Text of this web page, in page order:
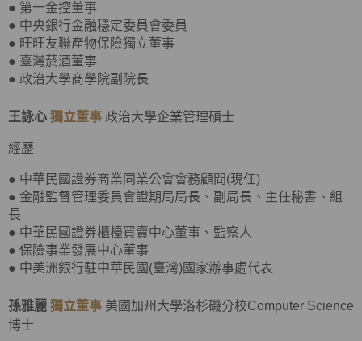
● 第一金控董事
● 中央銀行金融穩定委員會委員
● 旺旺友聯產物保險獨立董事
● 臺灣菸酒董事
● 政治大學商學院副院長
王詠心 獨立董事 政治大學企業管理碩士
經歷
● 中華民國證券商業同業公會會務顧問(現任)
● 金融監督管理委員會證期局局長、副局長、主任秘書、組
長
● 中華民國證券櫃檯買賣中心董事、監察人
● 保險事業發展中心董事
● 中美洲銀行駐中華民國(臺灣)國家辦事處代表
孫雅麗 獨立董事 美國加州大學洛杉磯分校Computer Science
博士